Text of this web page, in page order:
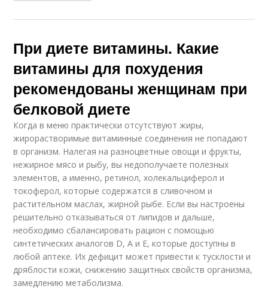
При диете витамины. Какие
витамины для похудения
рекомендованы женщинам при
белковой диете
Когда в меню практически отсутствуют жиры,
жирорастворимые витаминные соединения не попадают
в организм. Налегая на разноцветные овощи и фрукты,
нежирное мясо и рыбу, вы недополучаете полезных
элементов, а именно, ретинол, холекальциферол и
токоферол, которые содержатся в сливочном и
растительном маслах, жирной рыбе. Если вы настроены
решительно отказываться от липидов и дальше,
необходимо сбалансировать рацион с помощью
синтетических аналогов D, А и Е, которые доступны в
любой аптеке. Их дефицит может привести к тусклости и
дряблости кожи, снижению защитных свойств организма,
замедлению метаболизма.